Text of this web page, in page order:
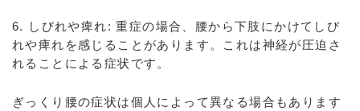
6. しびれや痺れ: 重症の場合、腰から下肢にかけてしび
れや痺れを感じることがあります。これは神経が圧迫さ
れることによる症状です。
ぎっくり腰の症状は個人によって異なる場合もあります